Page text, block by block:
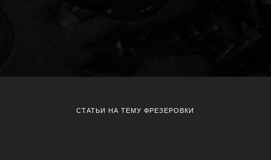
СТАТЬИ НА ТЕМУ ФРЕЗЕРОВКИ